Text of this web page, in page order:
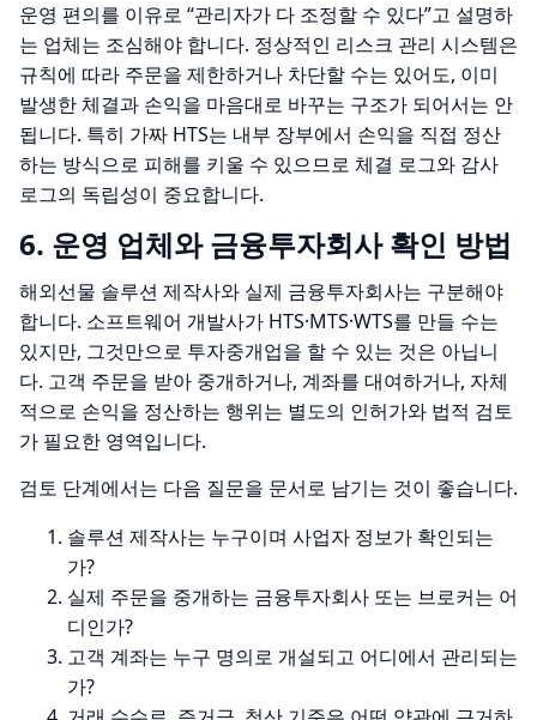
운영 편의를 이유로 “관리자가 다 조정할 수 있다”고 설명하
는 업체는 조심해야 합니다. 정상적인 리스크 관리 시스템은
규칙에 따라 주문을 제한하거나 차단할 수는 있어도, 이미
발생한 체결과 손익을 마음대로 바꾸는 구조가 되어서는 안
됩니다. 특히 가짜 HTS는 내부 장부에서 손익을 직접 정산
하는 방식으로 피해를 키울 수 있으므로 체결 로그와 감사
로그의 독립성이 중요합니다.
6. 운영 업체와 금융투자회사 확인 방법
해외선물 솔루션 제작사와 실제 금융투자회사는 구분해야
합니다. 소프트웨어 개발사가 HTS·MTS·WTS를 만들 수는
있지만, 그것만으로 투자중개업을 할 수 있는 것은 아닙니
다. 고객 주문을 받아 중개하거나, 계좌를 대여하거나, 자체
적으로 손익을 정산하는 행위는 별도의 인허가와 법적 검토
가 필요한 영역입니다.
검토 단계에서는 다음 질문을 문서로 남기는 것이 좋습니다.
솔루션 제작사는 누구이며 사업자 정보가 확인되는
가?
실제 주문을 중개하는 금융투자회사 또는 브로커는 어
디인가?
고객 계좌는 누구 명의로 개설되고 어디에서 관리되는
가?